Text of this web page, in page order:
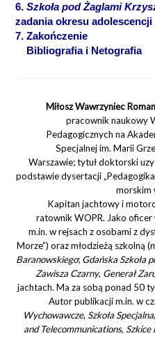
6.Szkoła pod Żaglami
zadania okresu adolescencji
7. Zakończenie
Bibliografia i Netografia
Miłosz Wawrzyniec
pracownik naukowy
Pedagogicznych na
Specjalnej im. Marii
Warszawie; tytuł doktorski
podstawie dysertacji
morskim
Kapitan jachtowy i
ratownik WOPR. Jako
m.in. w rejsach z osobami z
Morze”) oraz młodzieżą szkolną
Baranowskiego; Gdańska Szkoła
Zawisza Czarny, Generał
jachtach. Ma za sobą ponad 50
Autor publikacji m.in. w
Wychowawcze, Szkoła Specjalna,
and Telecommunications, Szkice